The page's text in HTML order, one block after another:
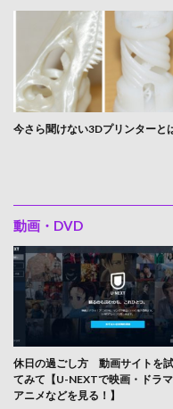
今さら聞けない3Dプリンターと
動画・DVD
休日の過ごし方 動画サイトを
てみて【U-NEXTで映画・ドラマ
アニメなどを見る！】